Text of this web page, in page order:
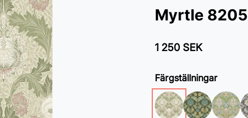
Myrtle
1 250 SEK
Färgställningar